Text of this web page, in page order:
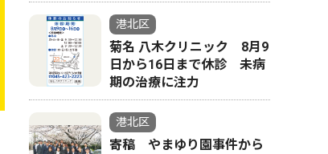
港北区
菊名 八木クリニック 8月9
日から16日まで休診 未病
期の治療に注力
港北区
寄稿 やまゆり園事件から